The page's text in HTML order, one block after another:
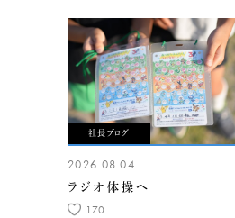
社長ブログ
2026.08.04
ラジオ体操へ
170